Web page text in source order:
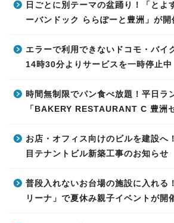
日ごとに別テーマの盆踊り！「と
ーバンドック ららぽーと豊洲」が開
エラーで利用できないドコモ・バイ
14時30分よりサービスを一時停止中
時間無制限でパン食べ放題！平日ラ
「BAKERY RESTAURANT C 豊洲
お店・オフィス向けのビルを建設へ
目テナントビル新築工事のお知らせ
普段入れないお台場の施設に入れる
リーナ」で夏休み親子イベントが開